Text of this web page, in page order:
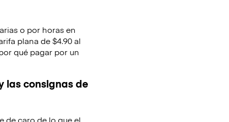
o por horas en
plana de $4.90 al
qué pagar por un
las consignas de
de caro de lo que el